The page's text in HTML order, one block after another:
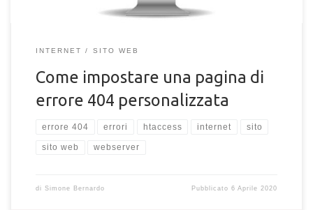
INTERNET SITO WEB
Come impostare una pagina di
errore 404 personalizzata
errore 404 errori htaccess internet sito
sito web webserver
di Simone Bernardo Pubblicato6 Aprile 2020